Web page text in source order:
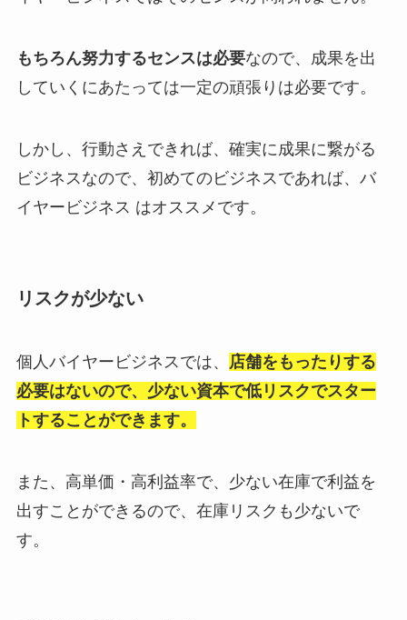
もちろん努力するセンスは必要なので、成果を出
していくにあたっては一定の頑張りは必要です。
しかし、行動さえできれば、確実に成果に繋がる
ビジネスなので、初めてのビジネスであれば、バ
イヤービジネス はオススメです。
リスクが少ない
個人バイヤービジネスでは、
店舗をもったりする
必要はないので、少ない資本で低リスクでスター
トすることができます。
また、高単価・高利益率で、少ない在庫で利益を
出すことができるので、在庫リスクも少ないで
す。